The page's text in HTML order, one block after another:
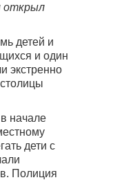
открыл
детей и
и один
экстренно
начале
дети с
Полиция